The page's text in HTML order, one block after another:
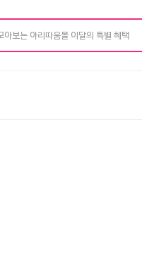
아보는 아리따움몰 이달의 특별 혜택